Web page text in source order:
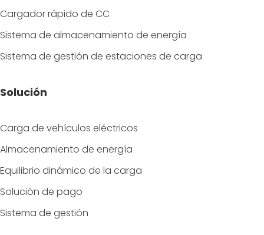
Cargador rápido de CC
Sistema de almacenamiento de energía
Sistema de gestión de estaciones de carga
Solución
Carga de vehículos eléctricos
Almacenamiento de energía
Equilibrio dinámico de la carga
Solución de pago
Sistema de gestión